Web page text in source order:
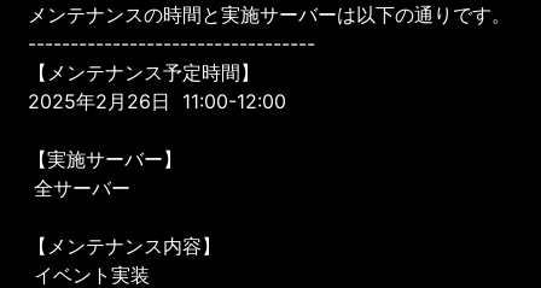
メンテナンスの時間と実施サーバーは以下の通りです。
----------------------------------
【メンテナンス予定時間】
2025年2月26日 11:00-12:00
【実施サーバー】
全サーバー
【メンテナンス内容】
イベント実装